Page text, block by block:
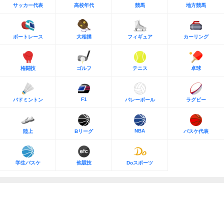
サッカー代表 高校年代 競馬 地方競馬
ボートレース 大相撲 フィギュア カーリング
格闘技 ゴルフ テニス 卓球
バドミントン F1 バレーボール ラグビー
陸上 Bリーグ NBA バスケ代表
学生バスケ 他競技 Doスポーツ